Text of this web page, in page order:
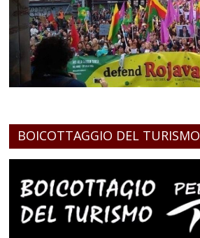
BOICOTTAGGIO DEL TURISMO